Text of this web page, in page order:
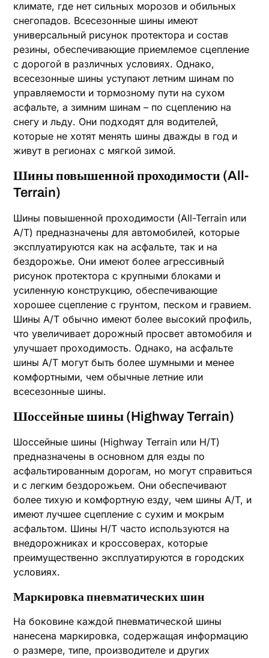
климате, где нет сильных морозов и обильных
снегопадов. Всесезонные шины имеют
универсальный рисунок протектора и состав
резины, обеспечивающие приемлемое сцепление
с дорогой в различных условиях. Однако,
всесезонные шины уступают летним шинам по
управляемости и тормозному пути на сухом
асфальте, а зимним шинам – по сцеплению на
снегу и льду. Они подходят для водителей,
которые не хотят менять шины дважды в год и
живут в регионах с мягкой зимой.
Шины повышенной проходимости (All-
Terrain)
Шины повышенной проходимости (All-Terrain или
A/T) предназначены для автомобилей, которые
эксплуатируются как на асфальте, так и на
бездорожье. Они имеют более агрессивный
рисунок протектора с крупными блоками и
усиленную конструкцию, обеспечивающие
хорошее сцепление с грунтом, песком и гравием.
Шины A/T обычно имеют более высокий профиль,
что увеличивает дорожный просвет автомобиля и
улучшает проходимость. Однако, на асфальте
шины A/T могут быть более шумными и менее
комфортными, чем обычные летние или
всесезонные шины.
Шоссейные шины (Highway Terrain)
Шоссейные шины (Highway Terrain или H/T)
предназначены в основном для езды по
асфальтированным дорогам, но могут справиться
и с легким бездорожьем. Они обеспечивают
более тихую и комфортную езду, чем шины A/T, и
имеют лучшее сцепление с сухим и мокрым
асфальтом. Шины H/T часто используются на
внедорожниках и кроссоверах, которые
преимущественно эксплуатируются в городских
условиях.
Маркировка пневматических шин
На боковине каждой пневматической шины
нанесена маркировка, содержащая информацию
о размере, типе, производителе и других